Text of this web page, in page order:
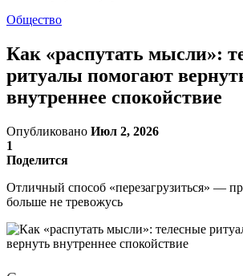
Общество
Как «распутать мысли»:
ритуалы помогают
внутреннее спокойствие
Опубликовано Июл 2, 2026
1
Поделится
Отличный способ «перезагрузиться» —
больше не тревожусь